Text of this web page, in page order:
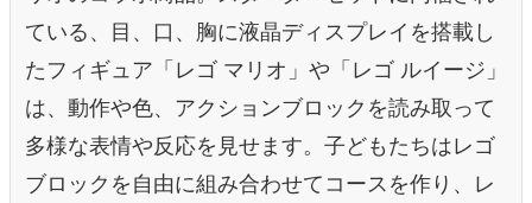
ている、目、口、胸に液晶ディスプレイを搭載し
たフィギュア「レゴ マリオ」や「レゴ ルイージ」
は、動作や色、アクションブロックを読み取って
多様な表情や反応を見せます。子どもたちはレゴ
ブロックを自由に組み合わせてコースを作り、レ